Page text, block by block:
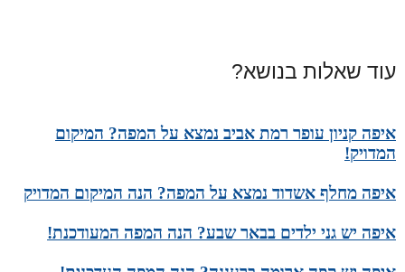
עוד שאלות בנושא?
איפה קניון עופר רמת אביב נמצא על המפה? המיקום
המדויק!
איפה מחלף אשדוד נמצא על המפה? הנה המיקום המדויק
איפה יש גני ילדים בבאר שבע? הנה המפה המעודכנת!